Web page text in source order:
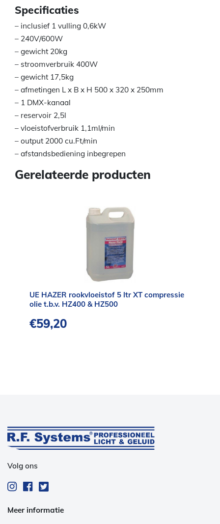
Specificaties
– inclusief 1 vulling 0,6kW
– 240V/600W
– gewicht 20kg
– stroomverbruik 400W
– gewicht 17,5kg
– afmetingen L x B x H 500 x 320 x 250mm
– 1 DMX-kanaal
– reservoir 2,5l
– vloeistofverbruik 1,1ml/min
– output 2000 cu.Ft/min
– afstandsbediening inbegrepen
Gerelateerde producten
UE HAZER rookvloeistof 5 ltr XT compressie
olie t.b.v. HZ400 & HZ500
€59,20
Volg ons
Meer informatie